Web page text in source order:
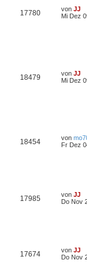
17780 von JJ
Mi Dez
18479 von JJ
Mi Dez
18454 von
Fr Dez
17985 von JJ
Do Nov
17674 von JJ
Do Nov